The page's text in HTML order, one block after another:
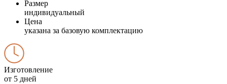
Размер
индивидуальный
Цена
указана за базовую комплектацию
Изготовление
от 5 дней